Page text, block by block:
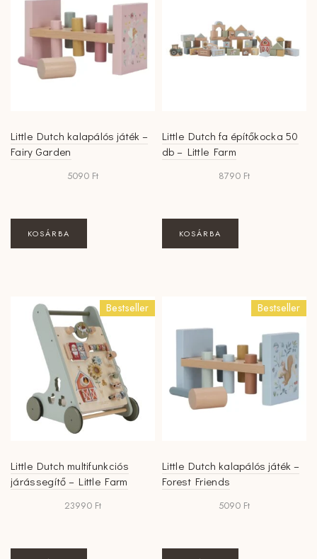
Little Dutch kalapálós játék –
Fairy Garden
5090 Ft
KOSÁRBA
Little Dutch fa építőkocka 50
db – Little Farm
8790 Ft
KOSÁRBA
Bestseller
Little Dutch multifunkciós
járássegítő – Little Farm
23990 Ft
Bestseller
Little Dutch kalapálós játék –
Forest Friends
5090 Ft